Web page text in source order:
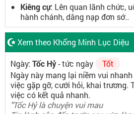
Kiêng cự: Lên quan lãnh chức,
hành chánh, dâng nạp đơn sớ..
Xem theo Khổng Minh Lục Diệu
Ngày: Tốc Hỷ- tức ngày
Tốt
Ngày này mang lại niềm vui
việc gặp gỡ, cưới hỏi, khai trương.
việc có kết quả nhanh.
"Tốc Hỷ là chuyện vui mau